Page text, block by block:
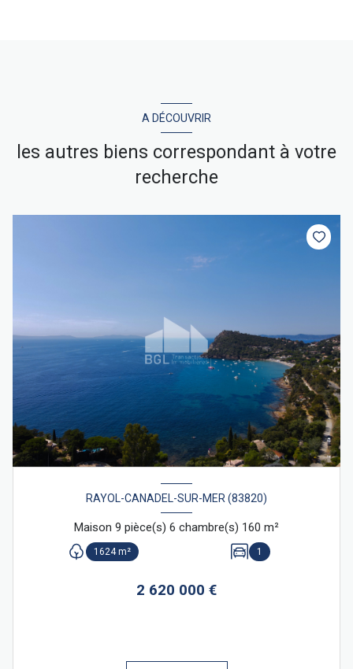
A DÉCOUVRIR
les autres biens correspondant à votre
recherche
RAYOL-CANADEL-SUR-MER (83820)
Maison 9 pièce(s) 6 chambre(s) 160 m²
1624 m² 1
2 620 000 €